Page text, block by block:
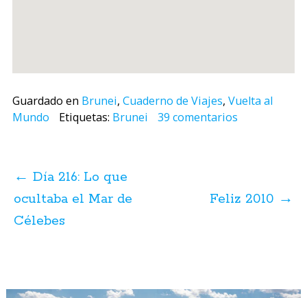
Guardado en Brunei, Cuaderno de Viajes, Vuelta al
Mundo
Etiquetas: Brunei 39 comentarios
← Día 216: Lo que
ocultaba el Mar de
Célebes
Feliz 2010 →